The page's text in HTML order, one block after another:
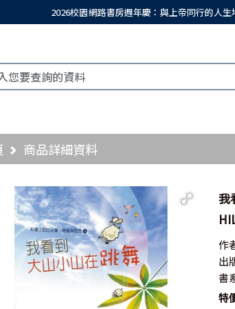
2026校園網路書房週年慶：與上帝同行的人生
商品詳細資料
我
作
出
書
特